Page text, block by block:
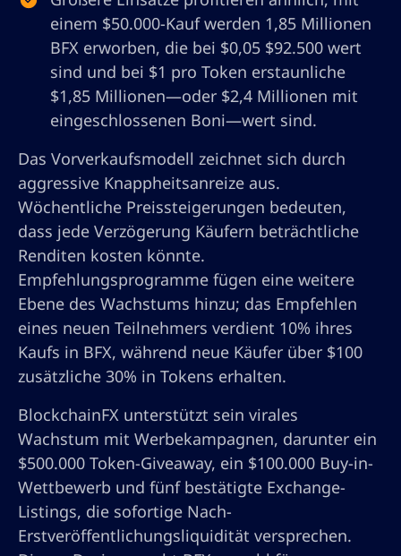
einem $50.000-Kauf werden 1,85 Millionen
BFX erworben, die bei $0,05 $92.500 wert
sind und bei $1 pro Token erstaunliche
$1,85 Millionen—oder $2,4 Millionen mit
eingeschlossenen Boni—wert sind.
Das Vorverkaufsmodell zeichnet sich durch
aggressive Knappheitsanreize aus.
Wöchentliche Preissteigerungen bedeuten,
dass jede Verzögerung Käufern beträchtliche
Renditen kosten könnte.
Empfehlungsprogramme fügen eine weitere
Ebene des Wachstums hinzu; das Empfehlen
eines neuen Teilnehmers verdient 10% ihres
Kaufs in BFX, während neue Käufer über $100
zusätzliche 30% in Tokens erhalten.
BlockchainFX unterstützt sein virales
Wachstum mit Werbekampagnen, darunter ein
$500.000 Token-Giveaway, ein $100.000 Buy-in-
Wettbewerb und fünf bestätigte Exchange-
Listings, die sofortige Nach-
Erstveröffentlichungsliquidität versprechen.